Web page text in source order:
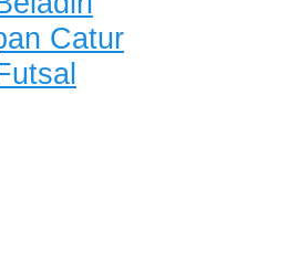
Catur
Murah, Lengkap